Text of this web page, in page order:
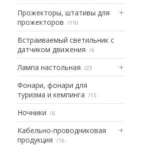
Прожекторы, штативы для
прожекторов
110
Встраиваемый светильник с
датчиком движения
6
Лампа настольная 23
Фонари, фонари для
туризма и кемпинга
15
Ночники 6
Кабельно-проводниковая
продукция
16